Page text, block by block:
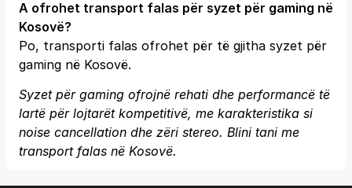
A ofrohet transport falas për syzet për gaming në
Kosovë?
Po, transporti falas ofrohet për të gjitha syzet për
gaming në Kosovë.
Syzet për gaming ofrojnë rehati dhe performancë të
lartë për lojtarët kompetitivë, me karakteristika si
noise cancellation dhe zëri stereo. Blini tani me
transport falas në Kosovë.